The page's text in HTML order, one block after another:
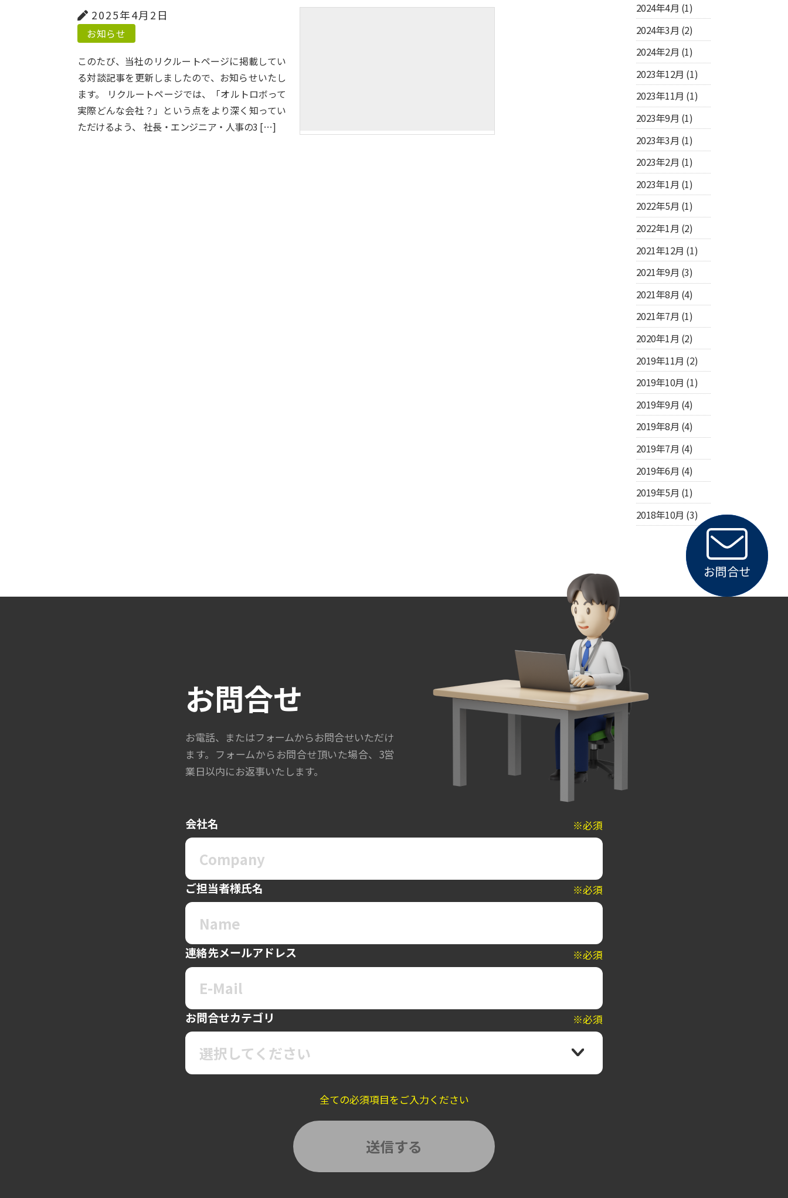
2025年4月2日
お知らせ
このたび、当社のリクルートページに掲載してい
る対談記事を更新しましたので、お知らせいたし
ます。 リクルートページでは、「オルトロボって
実際どんな会社？」という点をより深く知ってい
ただけるよう、 社長・エンジニア・人事の3 […]
2024年4月 (1)
2024年3月 (2)
2024年2月 (1)
2023年12月 (1)
2023年11月 (1)
2023年9月 (1)
2023年3月 (1)
2023年2月 (1)
2023年1月 (1)
2022年5月 (1)
2022年1月 (2)
2021年12月 (1)
2021年9月 (3)
2021年8月 (4)
2021年7月 (1)
2020年1月 (2)
2019年11月 (2)
2019年10月 (1)
2019年9月 (4)
2019年8月 (4)
2019年7月 (4)
2019年6月 (4)
2019年5月 (1)
2018年10月 (3)
お問合せ
お問合せ
お電話、またはフォームからお問合せいただけ
ます。フォームからお問合せ頂いた場合、3営
業日以内にお返事いたします。
会社名 ※必須
ご担当者様氏名 ※必須
連絡先メールアドレス ※必須
お問合せカテゴリ ※必須
選択してください
全ての必須項目をご入力ください